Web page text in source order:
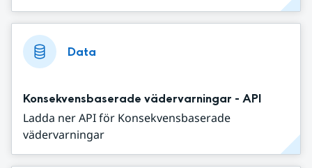
Data
Konsekvensbaserade vädervarningar - API
Ladda ner API för Konsekvensbaserade
vädervarningar